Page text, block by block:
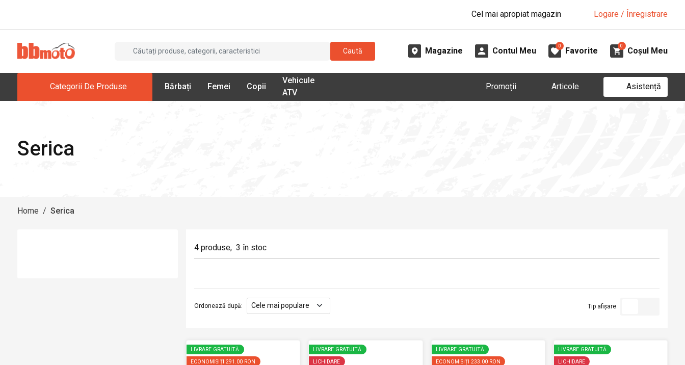
Cel mai apropiat magazin Logare / Înregistrare
Caută Magazine Contul Meu
0
Favorite
0
Coșul Meu
Categorii De Produse Bărbați Femei Copii
Vehicule
ATV
Promoții Articole Asistență
Serica
Home / Serica
4 produse, 3 în stoc
Ordonează după: Tip afișare
LIVRARE GRATUITĂ
ECONOMISIȚI 291.00 RON
LIVRARE GRATUITĂ
LICHIDARE
LIVRARE GRATUITĂ
ECONOMISIȚI 233.00 RON
LIVRARE GRATUITĂ
LICHIDARE